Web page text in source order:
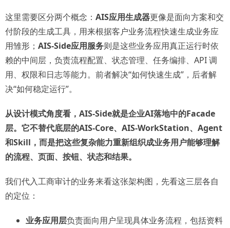
这里需要区分两个概念： AIS应用生成器更像是面向方案和交
付阶段的生成工具，用来根据客户业务流程快速生成业务应
用雏形； AIS-Side应用服务则是这些业务应用真正运行时依
赖的中间层，负责流程配置、状态管理、任务编排、API 调
用、权限和日志等能力。前者解决“如何快速生成”，后者解
决“如何稳定运行”。
从设计模式角度看，AIS-Side就是企业AI落地中的Facade
层。它不替代底层的AIS-Core、AIS-WorkStation、Agent
和Skill，而是把这些复杂能力重新组织成业务用户能够理解
的流程、页面、按钮、状态和结果。
我们代入工商审计的业务来看这张架构图，先看这三层各自
的定位：
业务应用层负责面向用户呈现具体业务流程，包括资料